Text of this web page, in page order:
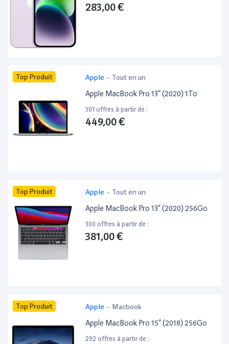
283,00 €
Top Produit Apple - Tout en un
Apple MacBook Pro 13” (2020) 1To
301 offres à partir de :
449,00 €
Top Produit Apple - Tout en un
Apple MacBook Pro 13” (2020) 256Go
300 offres à partir de :
381,00 €
Top Produit Apple - Macbook
Apple MacBook Pro 15” (2018) 256Go
292 offres à partir de :